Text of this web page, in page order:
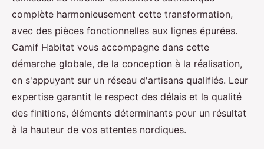
complète harmonieusement cette transformation,
avec des pièces fonctionnelles aux lignes épurées.
Camif Habitat vous accompagne dans cette
démarche globale, de la conception à la réalisation,
en s'appuyant sur un réseau d'artisans qualifiés. Leur
expertise garantit le respect des délais et la qualité
des finitions, éléments déterminants pour un résultat
à la hauteur de vos attentes nordiques.